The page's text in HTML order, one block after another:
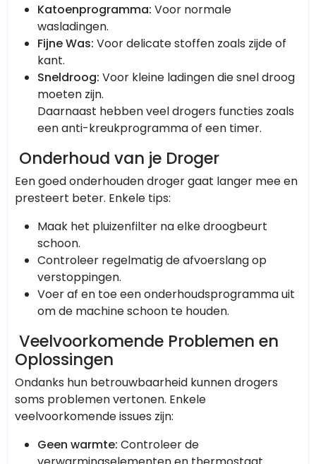
Katoenprogramma: Voor normale
wasladingen.
Fijne Was: Voor delicate stoffen zoals zijde of
kant.
Sneldroog: Voor kleine ladingen die snel droog
moeten zijn.
Daarnaast hebben veel drogers functies zoals
een anti-kreukprogramma of een timer.
Onderhoud van je Droger
Een goed onderhouden droger gaat langer mee en
presteert beter. Enkele tips:
Maak het pluizenfilter na elke droogbeurt
schoon.
Controleer regelmatig de afvoerslang op
verstoppingen.
Voer af en toe een onderhoudsprogramma uit
om de machine schoon te houden.
Veelvoorkomende Problemen en
Oplossingen
Ondanks hun betrouwbaarheid kunnen drogers
soms problemen vertonen. Enkele
veelvoorkomende issues zijn:
Geen warmte: Controleer de